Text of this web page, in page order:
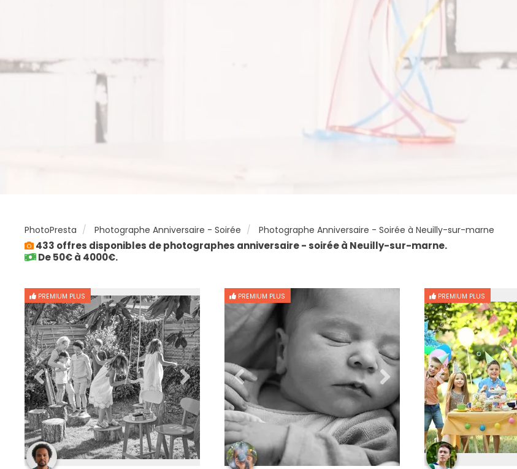
PhotoPresta Photographe Anniversaire - Soirée Photographe Anniversaire - Soirée à Neuilly-sur-marne
433 offres disponibles de photographes anniversaire - soirée à Neuilly-sur-marne.
De 50€ à 4000€.
PREMIUM PLUS PREMIUM PLUS PREMIUM PLUS